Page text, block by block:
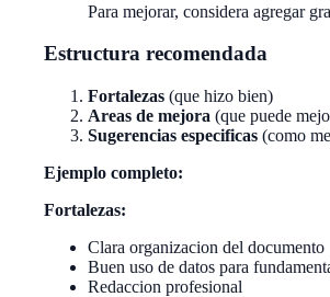
Para mejorar, considera agregar
Estructura recomendada
Fortalezas (que hizo bien)
Areas de mejora (que puede
Sugerencias especificas (como
Ejemplo completo:
Fortalezas:
Clara organizacion del documento
Buen uso de datos para
Redaccion profesional